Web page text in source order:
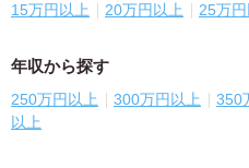
15万円以上 20万円以上 25万
年収から探す
250万円以上 300万円以上 350
以上